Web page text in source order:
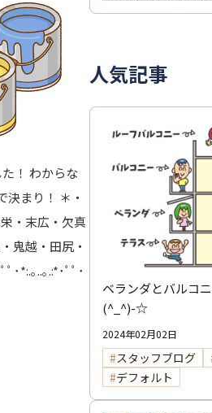
！ わからな
まり！ ＊・
・末広・欠真
鬼越・田尻・
･*:.｡..｡.:*･ﾟﾟ･
人気記事
ベランダとバルコ
(^_^)-☆
2024年02月02日
スタッフブログ
デフォルト